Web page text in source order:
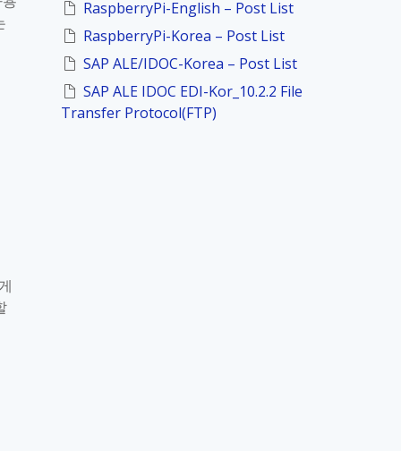
RaspberryPi-English – Post List
RaspberryPi-Korea – Post List
SAP ALE/IDOC-Korea – Post List
SAP ALE IDOC EDI-Kor_10.2.2 File
Transfer Protocol(FTP)